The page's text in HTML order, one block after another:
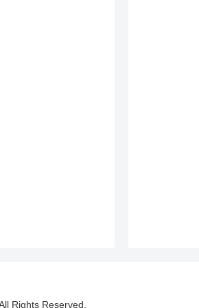
Rights Reserved.